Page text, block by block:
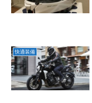
快適装備